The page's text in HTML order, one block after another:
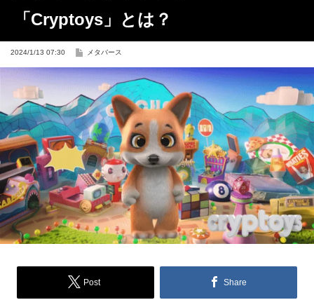
「Cryptoys」とは？
2024/1/13 07:30 メタバース
Post Share